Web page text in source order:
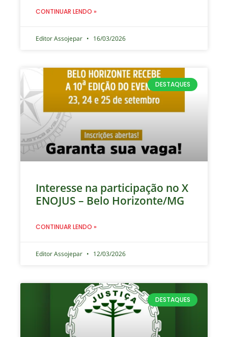
CONTINUAR LENDO »
Editor Assojepar 16/03/2026
DESTAQUES
Interesse na participação no X
ENOJUS – Belo Horizonte/MG
CONTINUAR LENDO »
Editor Assojepar 12/03/2026
DESTAQUES